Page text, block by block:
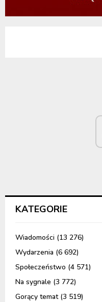
KATEGORIE
Wiadomości (13 276)
Wydarzenia (6 692)
Społeczeństwo (4 571)
Na sygnale (3 772)
Gorący temat(3 519)